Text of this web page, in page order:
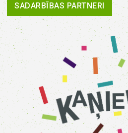
SADARBĪBAS PARTNERI